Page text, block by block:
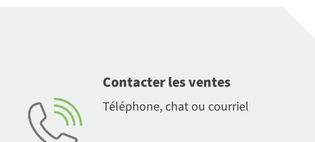
Contacter les ventes
Téléphone, chat ou courriel